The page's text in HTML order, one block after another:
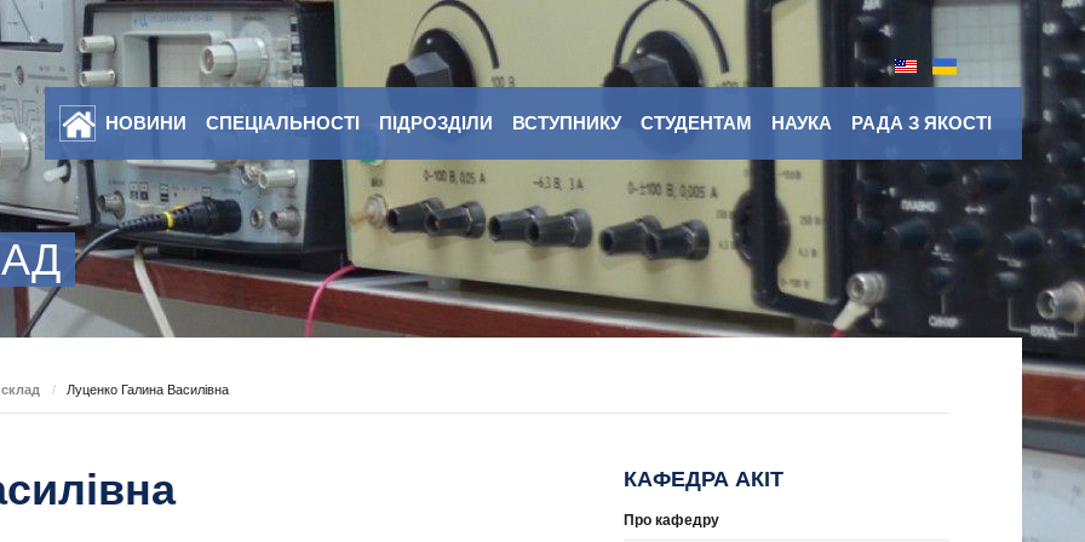
НОВИНИ СПЕЦІАЛЬНОСТІ ПІДРОЗДІЛИ ВСТУПНИКУ СТУДЕНТАМ НАУКА РАДА З ЯКОСТІ
/ Луценко Галина Василівна
КАФЕДРА АКІТ
Про кафедру